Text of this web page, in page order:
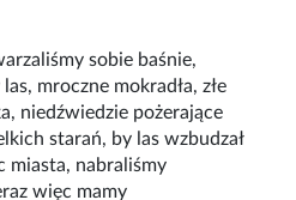
sobie baśnie,
mroczne mokradła, złe
niedźwiedzie pożerające
starań, by las wzbudzał
miasta, nabraliśmy
więc mamy